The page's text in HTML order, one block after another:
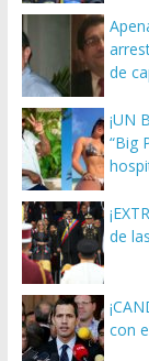
de
¡UN
“Big
de
con